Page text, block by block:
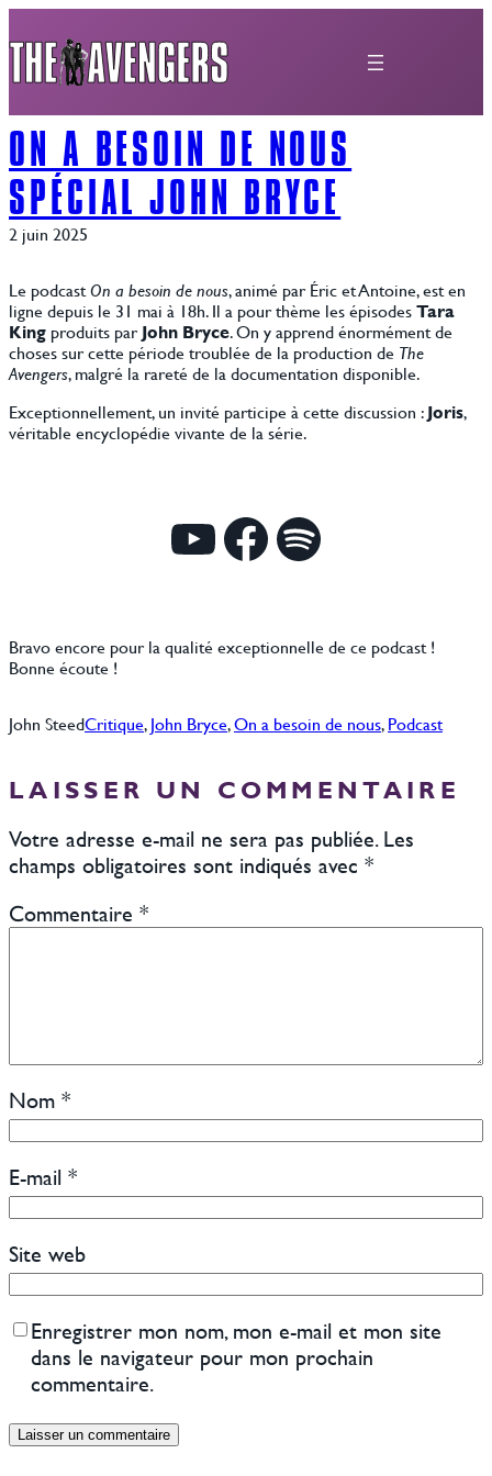
au
contenu
ON A BESOIN DE NOUS
SPÉCIAL JOHN BRYCE
2 juin 2025
Le podcastOn a besoin de nous, animé par Éric et Antoine, est en
ligne depuis le 31 mai à 18h. Il a pour thème les épisodesTara
King produits parJohn Bryce. On y apprend énormément de
choses sur cette période troublée de la production de The
Avengers, malgré la rareté de la documentation disponible.
Exceptionnellement, un invité participe à cette discussion :Joris,
véritable encyclopédie vivante de la série.
YouTube
Facebook
Spotify
Bravo encore pour la qualité exceptionnelle de ce podcast !
Bonne écoute !
John SteedCritique, John Bryce, On a besoin de nous, Podcast
LAISSER UN COMMENTAIRE
Votre adresse e-mail ne sera pas publiée. Les
champs obligatoires sont indiqués avec *
Commentaire *
Nom *
E-mail *
Site web
Enregistrer mon nom, mon e-mail et mon site
dans le navigateur pour mon prochain
commentaire.